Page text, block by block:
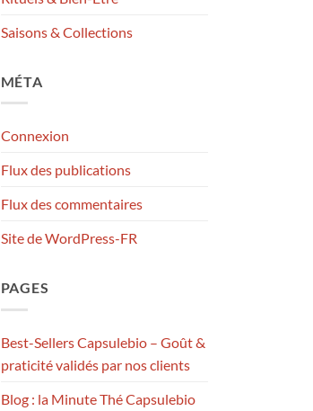
Saisons & Collections
MÉTA
Connexion
Flux des publications
Flux des commentaires
Site de WordPress-FR
PAGES
Best-Sellers Capsulebio – Goût &
praticité validés par nos clients
Blog : la Minute Thé Capsulebio